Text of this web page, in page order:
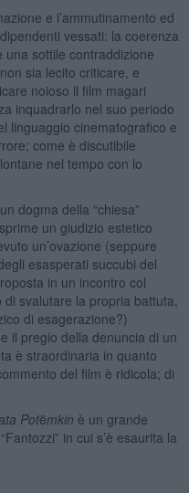
e l’ammutinamento ed
vessati: la coerenza
sottile contraddizione
sia lecito criticare, e
noioso il film magari
inquadrarlo nel suo periodo
linguaggio cinematografico e
come è discutibile
nel tempo con lo
dogma della “chiesa”
un giudizio estetico
un’ovazione (seppure
esasperati succubi del
in un incontro col
svalutare la propria battuta,
di esagerazione?)
il pregio della denuncia di un
è straordinaria in quanto
del film è ridicola; di
Potëmkin è un grande
in cui s’è esaurita la